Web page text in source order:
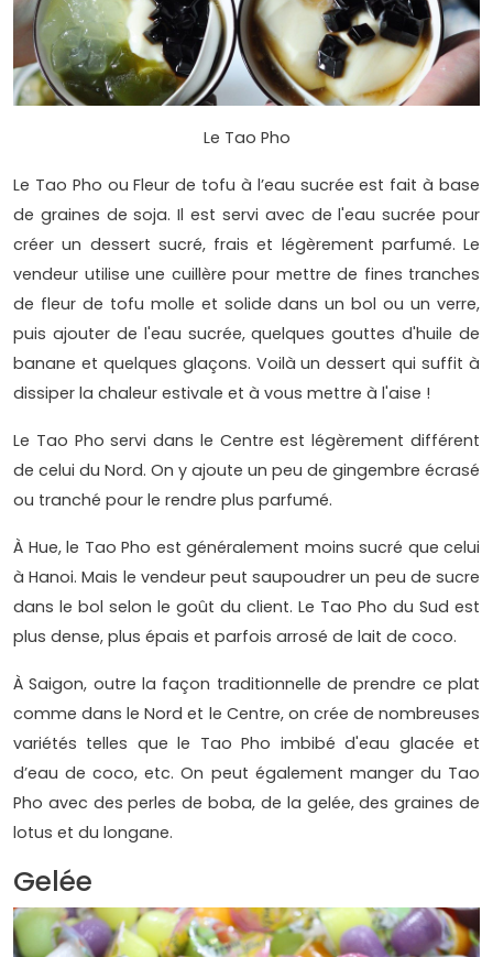
Le Tao Pho
Le Tao Pho ou Fleur de tofu à l’eau sucrée est fait à base
de graines de soja. Il est servi avec de l'eau sucrée pour
créer un dessert sucré, frais et légèrement parfumé. Le
vendeur utilise une cuillère pour mettre de fines tranches
de fleur de tofu molle et solide dans un bol ou un verre,
puis ajouter de l'eau sucrée, quelques gouttes d'huile de
banane et quelques glaçons. Voilà un dessert qui suffit à
dissiper la chaleur estivale et à vous mettre à l'aise !
Le Tao Pho servi dans le Centre est légèrement différent
de celui du Nord. On y ajoute un peu de gingembre écrasé
ou tranché pour le rendre plus parfumé.
À Hue, le Tao Pho est généralement moins sucré que celui
à Hanoi. Mais le vendeur peut saupoudrer un peu de sucre
dans le bol selon le goût du client. Le Tao Pho du Sud est
plus dense, plus épais et parfois arrosé de lait de coco.
À Saigon, outre la façon traditionnelle de prendre ce plat
comme dans le Nord et le Centre, on crée de nombreuses
variétés telles que le Tao Pho imbibé d'eau glacée et
d’eau de coco, etc. On peut également manger du Tao
Pho avec des perles de boba, de la gelée, des graines de
lotus et du longane.
Gelée